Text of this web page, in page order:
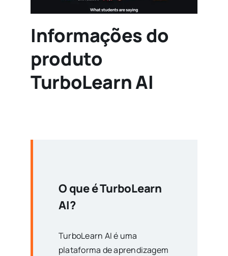
Informações do
produto
TurboLearn AI
O que é TurboLearn
AI?
TurboLearn AI é uma
plataforma de aprendizagem